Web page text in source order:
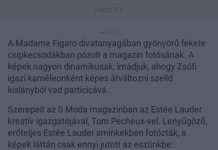
A Madame Figaro divatanyagában gyönyörű fekete
csipkecsodákban pózolt a magazin fotósának. A
képek nagyon dinamikusak, imádjuk, ahogy Zsófi
igazi kaméleonként képes átváltozni szelíd
kislányból vad particicává.
Szerepelt az S Moda magazinban az Estée Lauder
kreatív igazgatójával, Tom Pecheux-vel. Lenyűgöző,
erőteljes Estée Lauder sminkekben fotózták, a
képek láttán csak ennyi jutott az eszünkbe: